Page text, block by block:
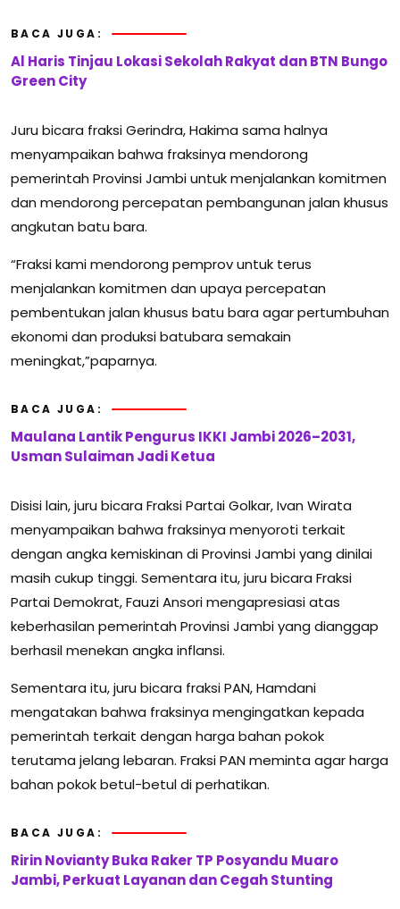
BACA JUGA:
Al Haris Tinjau Lokasi Sekolah Rakyat dan BTN Bungo
Green City
Juru bicara fraksi Gerindra, Hakima sama halnya
menyampaikan bahwa fraksinya mendorong
pemerintah Provinsi Jambi untuk menjalankan komitmen
dan mendorong percepatan pembangunan jalan khusus
angkutan batu bara.
“Fraksi kami mendorong pemprov untuk terus
menjalankan komitmen dan upaya percepatan
pembentukan jalan khusus batu bara agar pertumbuhan
ekonomi dan produksi batubara semakain
meningkat,”paparnya.
BACA JUGA:
Maulana Lantik Pengurus IKKI Jambi 2026–2031,
Usman Sulaiman Jadi Ketua
Disisi lain, juru bicara Fraksi Partai Golkar, Ivan Wirata
menyampaikan bahwa fraksinya menyoroti terkait
dengan angka kemiskinan di Provinsi Jambi yang dinilai
masih cukup tinggi. Sementara itu, juru bicara Fraksi
Partai Demokrat, Fauzi Ansori mengapresiasi atas
keberhasilan pemerintah Provinsi Jambi yang dianggap
berhasil menekan angka inflansi.
Sementara itu, juru bicara fraksi PAN, Hamdani
mengatakan bahwa fraksinya mengingatkan kepada
pemerintah terkait dengan harga bahan pokok
terutama jelang lebaran. Fraksi PAN meminta agar harga
bahan pokok betul-betul di perhatikan.
BACA JUGA:
Ririn Novianty Buka Raker TP Posyandu Muaro
Jambi, Perkuat Layanan dan Cegah Stunting